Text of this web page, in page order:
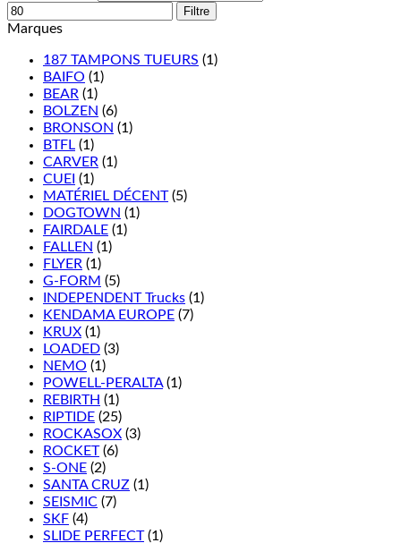
Filtre
Marques
187 TAMPONS TUEURS (1)
BAIFO (1)
BEAR (1)
BOLZEN (6)
BRONSON (1)
BTFL (1)
CARVER (1)
CUEI (1)
MATÉRIEL DÉCENT (5)
DOGTOWN (1)
FAIRDALE (1)
FALLEN (1)
FLYER (1)
G-FORM (5)
INDEPENDENT Trucks (1)
KENDAMA EUROPE (7)
KRUX (1)
LOADED (3)
NEMO (1)
POWELL-PERALTA (1)
REBIRTH (1)
RIPTIDE (25)
ROCKASOX (3)
ROCKET (6)
S-ONE (2)
SANTA CRUZ (1)
SEISMIC (7)
SKF (4)
SLIDE PERFECT (1)